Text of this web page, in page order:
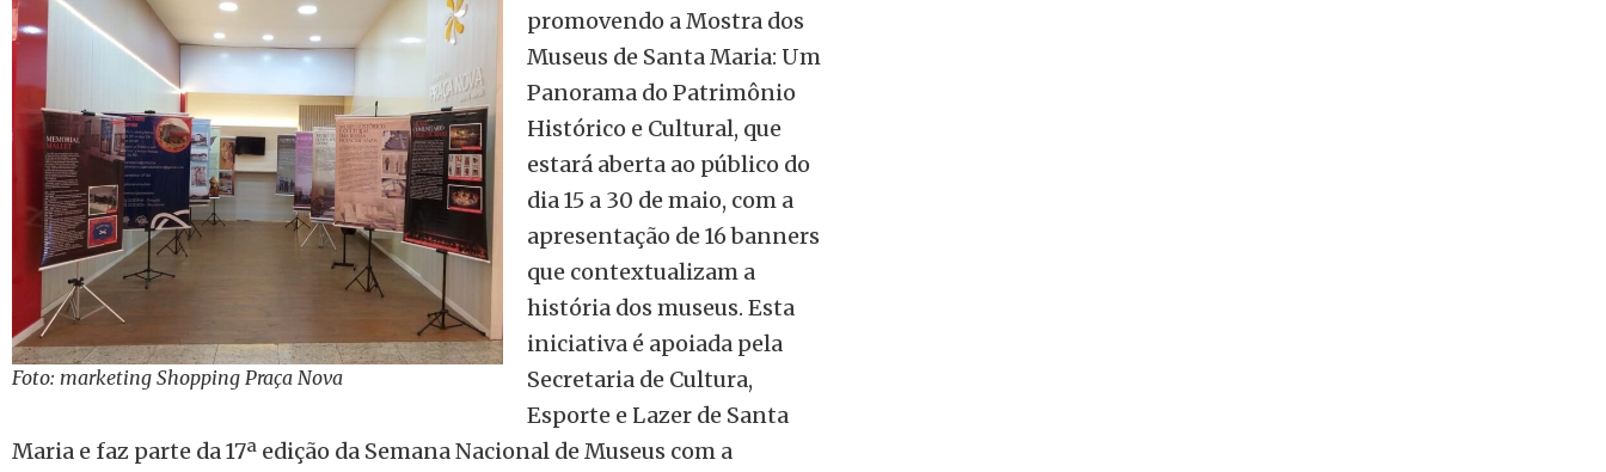
Foto: marketing Shopping Praça Nova
promovendo a Mostra dos
Museus de Santa Maria: Um
Panorama do Patrimônio
Histórico e Cultural, que
estará aberta ao público do
dia 15 a 30 de maio, com a
apresentação de 16 banners
que contextualizam a
história dos museus. Esta
iniciativa é apoiada pela
Secretaria de Cultura,
Esporte e Lazer de Santa
Maria e faz parte da 17ª edição da Semana Nacional de Museus com a